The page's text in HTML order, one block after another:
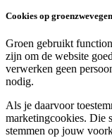
Cookies op
Groen gebruikt
zijn om de website
verwerken geen
nodig.
Als je daarvoor
marketingcookies. Die
stemmen op jouw